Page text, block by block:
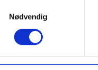
Nødvendig
32 44